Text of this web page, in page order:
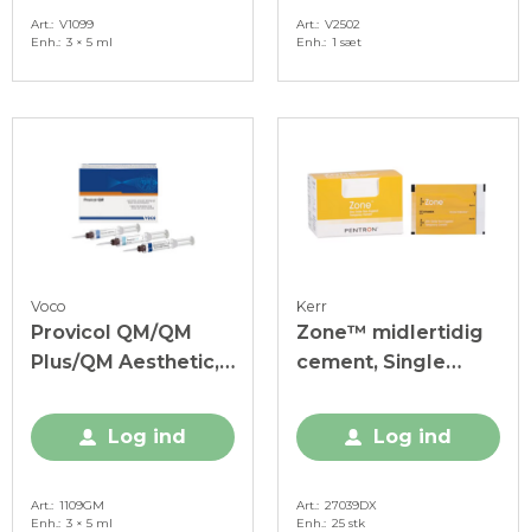
Art. V1099
Enh. 3 × 5 ml
Art. V2502
Enh. 1 sæt
Voco
Provicol QM/QM
Plus/QM Aesthetic,
Log ind
Art.
1109GM
Enh.
3 × 5 ml
Kerr
Zone™ midlertidig
cement, Single
g
Log ind
Art.
27039DX
Enh.
25 stk